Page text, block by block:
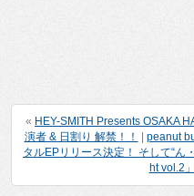
« HEY-SMITH Presents OSAKA
演者 & 日割り 解禁！！
| peanut
タルEPリリース決定！ そして“ん
ht vol.2